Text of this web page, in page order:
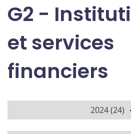
G2 -
et services
financiers
2024 (24)